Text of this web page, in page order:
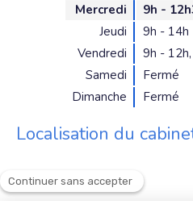
Mercredi
9h -
Jeudi
9h - 14h
Vendredi
9h - 12h,
Samedi
Fermé
Dimanche
Fermé
Localisation du